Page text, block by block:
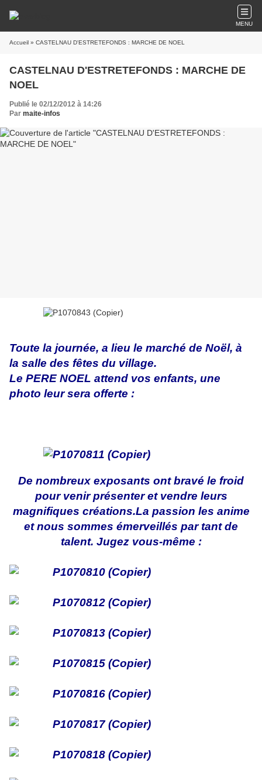
MENU
Accueil » CASTELNAU D'ESTRETEFONDS : MARCHE DE NOEL
CASTELNAU D'ESTRETEFONDS : MARCHE DE
NOEL
Publié le 02/12/2012 à 14:26
Par maite-infos
Toute la journée, a lieu le marché de Noël, à
la salle des fêtes du village.
Le PERE NOEL attend vos enfants, une
photo leur sera offerte :
De nombreux exposants ont bravé le froid
pour venir présenter et vendre leurs
magnifiques créations.La passion les anime
et nous sommes émerveillés par tant de
talent. Jugez vous-même :